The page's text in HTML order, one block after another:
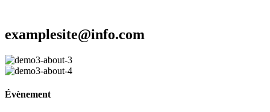
examplesite@info.com
Évènement